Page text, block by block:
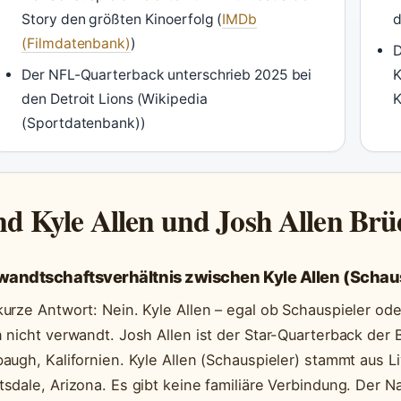
Story den größten Kinoerfolg (IMDb
(Filmdatenbank))
Der NFL-Quarterback unterschrieb 2025 bei
den Detroit Lions (Wikipedia
(Sportdatenbank))
Kyle Allen und Josh Allen
zwischen Kyle Allen
Antwort: Nein. Kyle Allen – egal ob Schauspieler
nicht verwandt. Josh Allen ist der Star-Quarterback der
Kalifornien. Kyle Allen (Schauspieler) stammt aus
Arizona. Es gibt keine familiäre Verbindung. Der